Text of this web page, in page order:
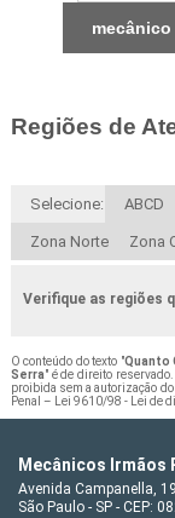
Regiões de
Selecione: ABCD
Zona Norte Zona
Verifique as regiões
O conteúdo do texto "Quanto
Serra" é de direito
proibida sem a autorização
Penal – Lei 9610/98 - Lei de
Mecânicos Irmãos
Avenida Campanella,
São Paulo - SP - CEP: